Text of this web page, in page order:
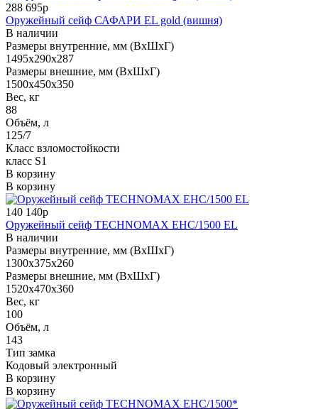
288 695р
Оружейный сейф САФАРИ EL gold (вишня)
В наличии
Размеры внутренние, мм (ВхШхГ)
1495x290x287
Размеры внешние, мм (ВхШхГ)
1500x450x350
Вес, кг
88
Объём, л
125/7
Класс взломостойкости
класс S1
В корзину
В корзину
140 140р
Оружейный сейф TECHNOMAX EHC/1500 EL
В наличии
Размеры внутренние, мм (ВхШхГ)
1300x375x260
Размеры внешние, мм (ВхШхГ)
1520x470x360
Вес, кг
100
Объём, л
143
Тип замка
Кодовый электронный
В корзину
В корзину